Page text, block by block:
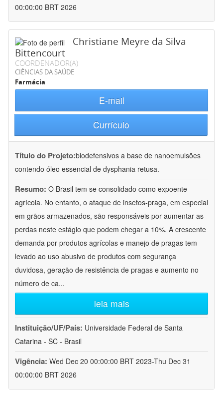
00:00:00 BRT 2026
Christiane Meyre da Silva
Bittencourt
COORDENADOR(A)
CIÊNCIAS DA SAÚDE
Farmácia
E-mail
Currículo
Título do Projeto:biodefensivos a base de nanoemulsões
contendo óleo essencial de dysphania retusa.
Resumo: O Brasil tem se consolidado como expoente
agrícola. No entanto, o ataque de insetos-praga, em especial
em grãos armazenados, são responsáveis por aumentar as
perdas neste estágio que podem chegar a 10%. A crescente
demanda por produtos agrícolas e manejo de pragas tem
levado ao uso abusivo de produtos com segurança
duvidosa, geração de resistência de pragas e aumento no
número de ca...
leia mais
Instituição/UF/País: Universidade Federal de Santa
Catarina - SC - Brasil
Vigência: Wed Dec 20 00:00:00 BRT 2023-Thu Dec 31
00:00:00 BRT 2026